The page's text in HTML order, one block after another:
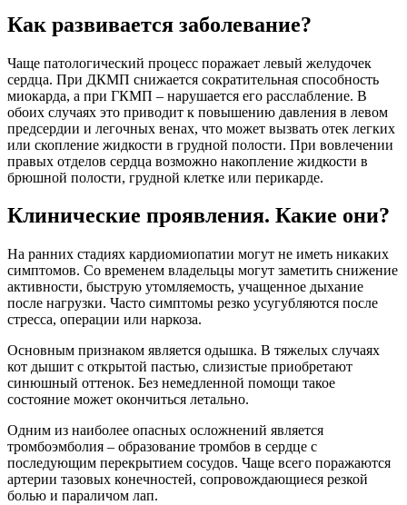
Как развивается заболевание?
Чаще патологический процесс поражает левый желудочек
сердца. При ДКМП снижается сократительная способность
миокарда, а при ГКМП – нарушается его расслабление. В
обоих случаях это приводит к повышению давления в левом
предсердии и легочных венах, что может вызвать отек легких
или скопление жидкости в грудной полости. При вовлечении
правых отделов сердца возможно накопление жидкости в
брюшной полости, грудной клетке или перикарде.
Клинические проявления. Какие они?
На ранних стадиях кардиомиопатии могут не иметь никаких
симптомов. Со временем владельцы могут заметить снижение
активности, быструю утомляемость, учащенное дыхание
после нагрузки. Часто симптомы резко усугубляются после
стресса, операции или наркоза.
Основным признаком является одышка. В тяжелых случаях
кот дышит с открытой пастью, слизистые приобретают
синюшный оттенок. Без немедленной помощи такое
состояние может окончиться летально.
Одним из наиболее опасных осложнений является
тромбоэмболия – образование тромбов в сердце с
последующим перекрытием сосудов. Чаще всего поражаются
артерии тазовых конечностей, сопровождающиеся резкой
болью и параличом лап.